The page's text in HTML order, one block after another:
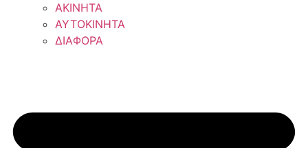
ΑΚΙΝΗΤΑ
ΑΥΤΟΚΙΝΗΤΑ
ΔΙΑΦΟΡΑ